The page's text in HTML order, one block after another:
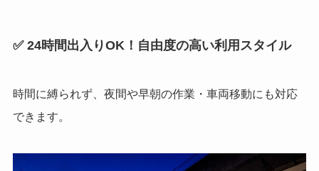
✅ 24時間出入りOK！自由度の高い利用スタイル
時間に縛られず、夜間や早朝の作業・車両移動にも対応
できます。